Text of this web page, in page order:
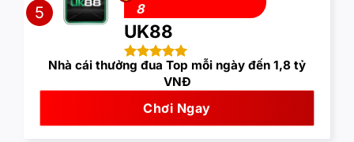
5
8
UK88
Nhà cái thưởng đua Top mỗi ngày đến 1,8 tỷ
VNĐ
Chơi Ngay